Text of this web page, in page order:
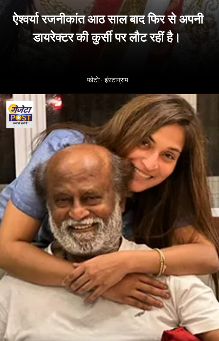
ऐश्वर्या रजनीकांत आठ साल बाद फिर से अपनी
डायरेक्टर की कुर्सी पर लौट रहीं है।
फोटो:- इंस्टाग्राम